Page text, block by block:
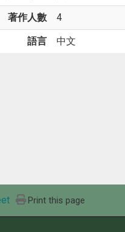
著作人數 4
語言 中文
Print this page